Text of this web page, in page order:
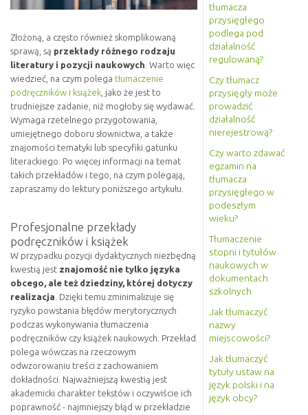
Złożoną, a często również skomplikowaną
sprawą, są przekłady różnego rodzaju
literatury i pozycji naukowych . Warto więc
wiedzieć, na czym polega tłumaczenie
podręczników i książek , jako że jest to
trudniejsze zadanie, niż mogłoby się wydawać.
Wymaga rzetelnego przygotowania,
umiejętnego doboru słownictwa, a także
znajomości tematyki lub specyfiki gatunku
literackiego. Po więcej informacji na temat
takich przekładów i tego, na czym polegają,
zapraszamy do lektury poniższego artykułu.
Profesjonalne przekłady
podręczników i książek
W przypadku pozycji dydaktycznych niezbędną
kwestią jest znajomość nie tylko języka
obcego, ale też dziedziny, której dotyczy
realizacja . Dzięki temu zminimalizuje się
ryzyko powstania błędów merytorycznych
podczas wykonywania tłumaczenia
podręczników czy książek naukowych. Przekład
polega wówczas na rzeczowym
odwzorowaniu treści z zachowaniem
dokładności. Najważniejszą kwestią jest
akademicki charakter tekstów i oczywiście ich
poprawność - najmniejszy błąd w przekładzie
tłumacza
przysięgłego
podlega pod
działalność
regulowaną?
Czy tłumacz
przysięgły może
prowadzić
działalność
nierejestrową?
Czy warto zdawać
egzamin na
tłumacza
przysięgłego w
podeszłym
wieku?
Tłumaczenie
stopni i tytułów
naukowych w
dokumentach
szkolnych
Jak tłumaczyć
nazwy
miejscowości?
Jak tłumaczyć
tytuły ustaw na
język polski i na
język obcy?